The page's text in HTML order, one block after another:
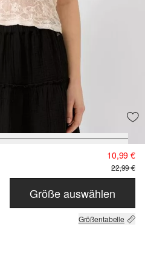
10,99 €
22,99 €
Größe auswählen
Größentabelle